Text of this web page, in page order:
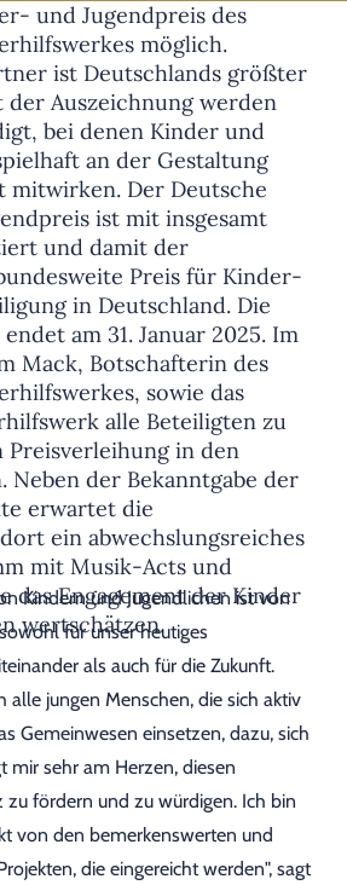
und Jugendpreis des
möglich.
ist Deutschlands größter
Auszeichnung werden
bei denen Kinder und
an der Gestaltung
mitwirken. Der Deutsche
ist mit insgesamt
und damit der
Preis für Kinder-
in Deutschland. Die
am 31. Januar 2025. Im
Mack, Botschafterin des
sowie das
alle Beteiligten zu
in den
Neben der Bekanntgabe der
erwartet die
ein abwechslungsreiches
mit Musik-Acts und
das Engagement der Kinder
wertschätzen.
Kindern und Jugendlichen ist von
für unser heutiges
als auch für die Zukunft.
alle jungen Menschen, die sich aktiv
Gemeinwesen einsetzen, dazu, sich
mir sehr am Herzen, diesen
fördern und zu würdigen. Ich bin
von den bemerkenswerten und
die eingereicht werden", sagt